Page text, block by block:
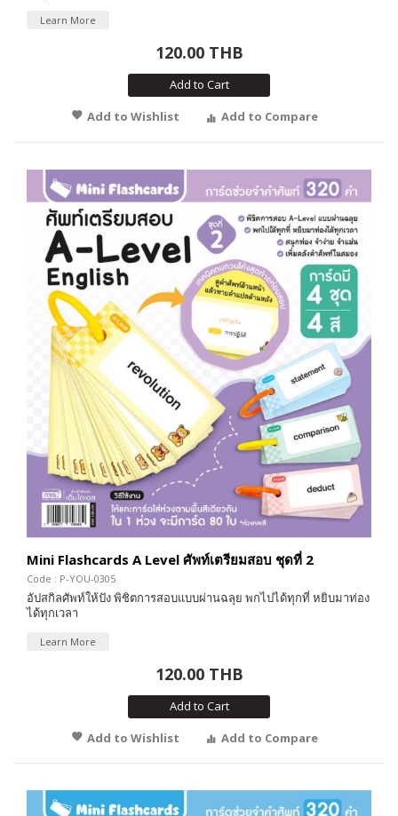
Learn More
120.00 THB
Add to Cart
Add to Wishlist
Add to Compare
Mini Flashcards A Level ศัพท์เตรียมสอบ ชุดที่ 2
Code : P-YOU-0305
อัปสกิลศัพท์ให้ปัง พิชิตการสอบแบบผ่านฉลุย พกไปได้ทุกที่ หยิบมาท่อง
ได้ทุกเวลา
Learn More
120.00 THB
Add to Cart
Add to Wishlist
Add to Compare